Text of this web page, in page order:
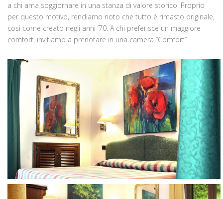
a chi ama soggiornare in una stanza di valore storico. Proprio
per questo motivo, rendiamo noto che tutto è rimasto originale,
così come creato negli anni ’70. A chi preferisce un maggiore
comfort, invitiamo a prenotare in una camera “Comfort”.